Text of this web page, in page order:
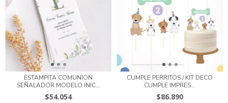
ESTAMPITA COMUNIÓN
SEÑALADOR MODELO INIC...
$54.054
CUMPLE PERRITOS / KIT DECO
CUMPLE IMPRES...
$86.890